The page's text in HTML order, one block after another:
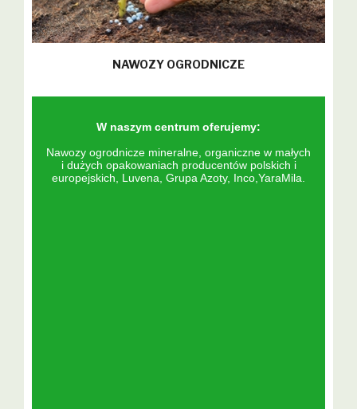
NAWOZY OGRODNICZE
W naszym centrum oferujemy:
Nawozy ogrodnicze mineralne, organiczne w małych
i dużych opakowaniach producentów polskich i
europejskich, Luvena, Grupa Azoty, Inco,YaraMila.